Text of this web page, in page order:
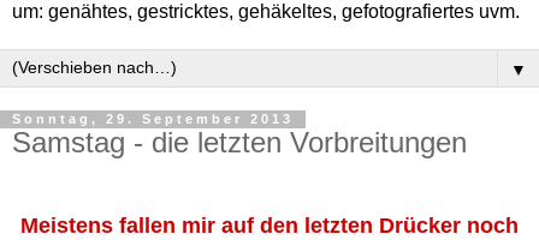
um: genähtes, gestricktes, gehäkeltes, gefotografiertes uvm.
▼
Sonntag, 29. September 2013
Samstag - die letzten Vorbreitungen
Meistens fallen mir auf den letzten Drücker noch